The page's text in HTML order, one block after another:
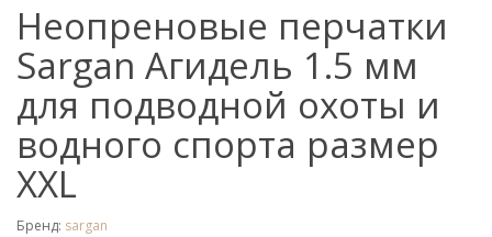
Неопреновые перчатки
Sargan Агидель 1.5 мм
для подводной охоты и
водного спорта размер
XXL
Бренд: sargan